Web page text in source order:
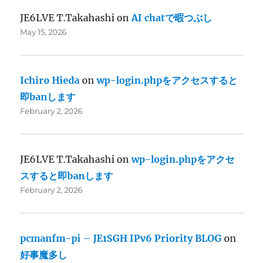
JE6LVE T.Takahashi onAI chatで暇つぶし
May 15, 2026
Ichiro Hieda onwp-login.phpをアクセスすると
即banします
February 2, 2026
JE6LVE T.Takahashi onwp-login.phpをアクセ
スすると即banします
February 2, 2026
pcmanfm-pi – JE1SGH IPv6 Priority BLOG on
好事魔多し